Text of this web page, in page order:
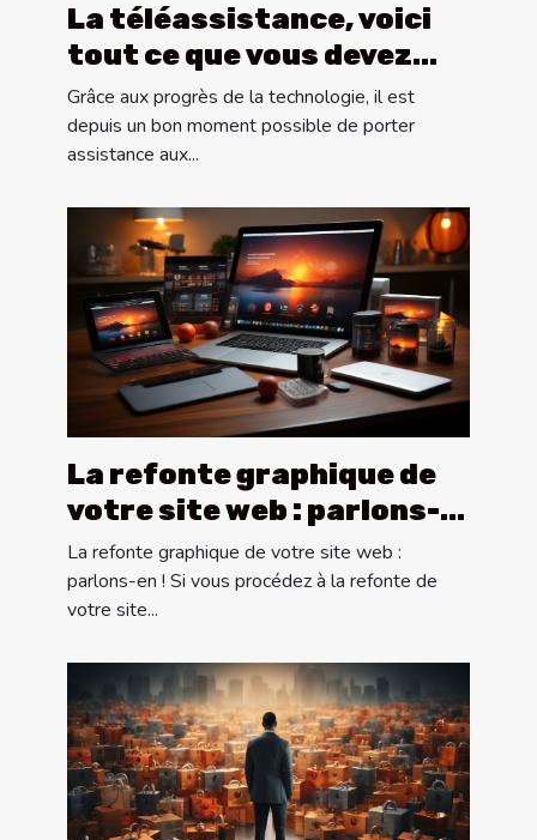
La téléassistance, voici
tout ce que vous devez
savoir !
Grâce aux progrès de la technologie, il est
depuis un bon moment possible de porter
assistance aux...
La refonte graphique de
votre site web : parlons-
en !
La refonte graphique de votre site web :
parlons-en ! Si vous procédez à la refonte de
votre site...